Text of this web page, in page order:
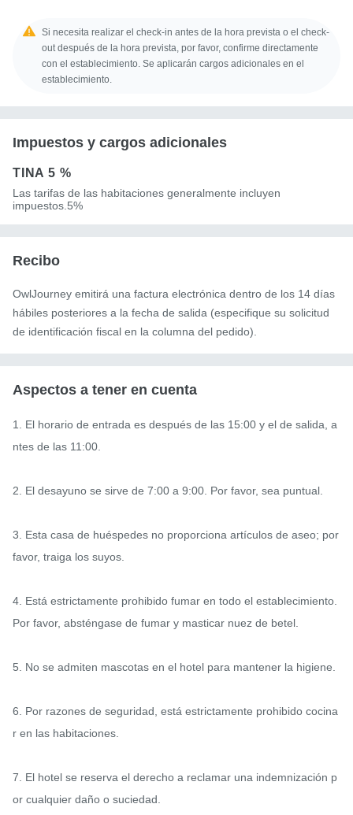
Si necesita realizar el check-in antes de la hora prevista o el check-
out después de la hora prevista, por favor, confirme directamente
con el establecimiento. Se aplicarán cargos adicionales en el
establecimiento.
Impuestos y cargos adicionales
TINA 5 %
Las tarifas de las habitaciones generalmente incluyen
impuestos.5%
Recibo
OwlJourney emitirá una factura electrónica dentro de los 14 días
hábiles posteriores a la fecha de salida (especifique su solicitud
de identificación fiscal en la columna del pedido).
Aspectos a tener en cuenta
1. El horario de entrada es después de las 15:00 y el de salida, a
ntes de las 11:00.
2. El desayuno se sirve de 7:00 a 9:00. Por favor, sea puntual.
3. Esta casa de huéspedes no proporciona artículos de aseo; por
favor, traiga los suyos.
4. Está estrictamente prohibido fumar en todo el establecimiento.
Por favor, absténgase de fumar y masticar nuez de betel.
5. No se admiten mascotas en el hotel para mantener la higiene.
6. Por razones de seguridad, está estrictamente prohibido cocina
r en las habitaciones.
7. El hotel se reserva el derecho a reclamar una indemnización p
or cualquier daño o suciedad.